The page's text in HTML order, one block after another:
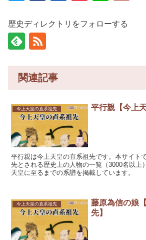
歴史ディレクトリをフォローする
関連記事
今上天皇の直系祖先 平行親【今上
平行親は今上天皇の直系祖先です。本サイト
先とされる歴史上の人物の一覧（3000名以上
天皇に至るまでの系譜を掲載しています。
今上天皇の直系祖先
藤原為信の娘
先】